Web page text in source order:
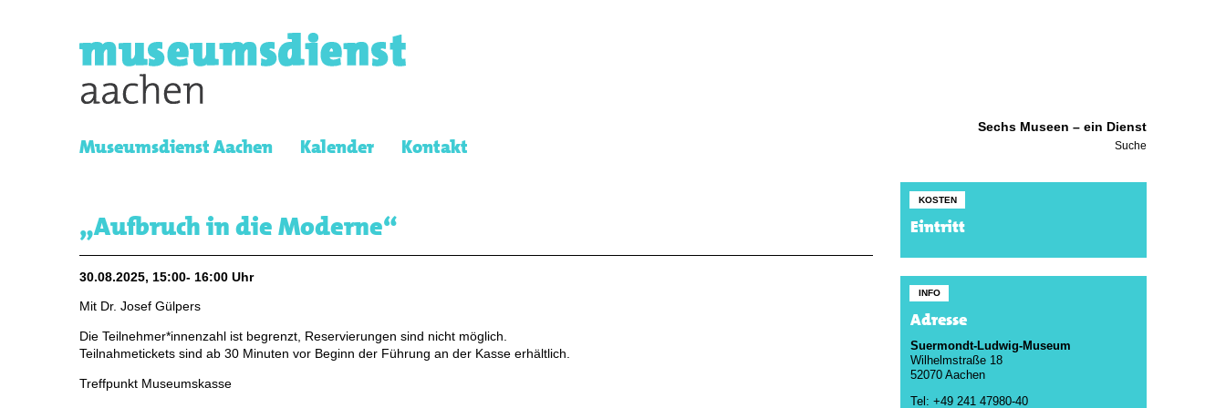
Sechs Museen – ein Dienst
Museumsdienst Aachen Kalender Kontakt Suche
„Aufbruch in die Moderne“
30.08.2025, 15:00- 16:00 Uhr
Mit Dr. Josef Gülpers
Die Teilnehmer*innenzahl ist begrenzt, Reservierungen sind nicht möglich.
Teilnahmetickets sind ab 30 Minuten vor Beginn der Führung an der Kasse erhältlich.
Treffpunkt Museumskasse
KOSTEN
Eintritt
INFO
Adresse
Suermondt-Ludwig-Museum
Wilhelmstraße 18
52070 Aachen
Tel: +49 241 47980-40